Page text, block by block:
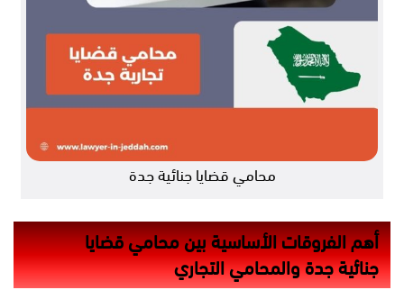
محامي قضايا جنائية جدة
أهم الفروقات الأساسية بين محامي قضايا
جنائية جدة والمحامي التجاري